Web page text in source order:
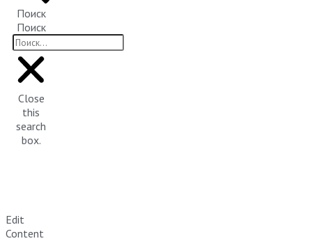
Поиск
Поиск
Close
this
search
box.
Edit
Content